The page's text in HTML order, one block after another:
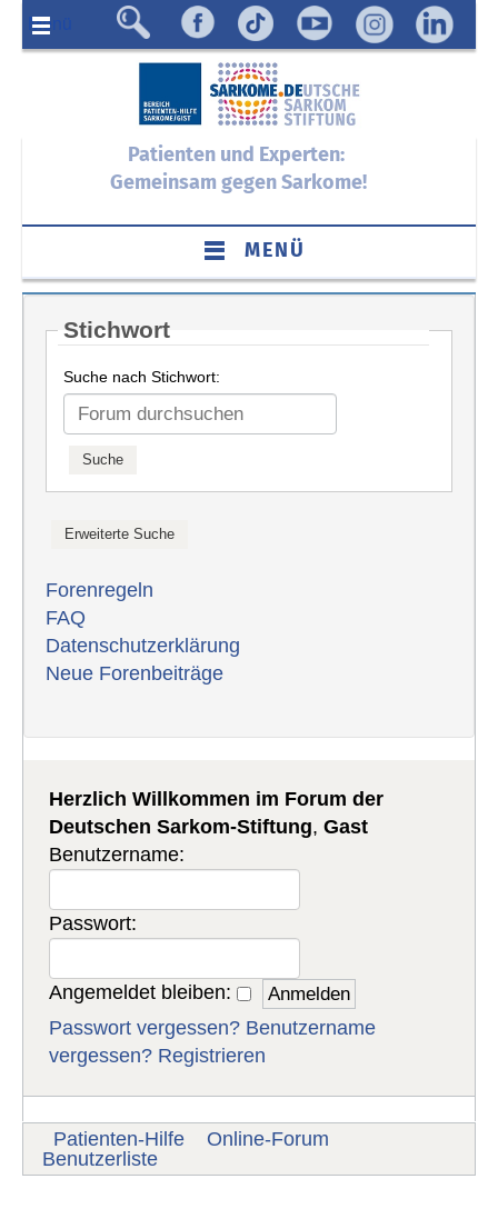
Menü
Patienten und Experten:
Gemeinsam gegen Sarkome!
MENÜ
Stichwort
Suche nach Stichwort:
Forenregeln
FAQ
Datenschutzerklärung
Neue Forenbeiträge
Herzlich Willkommen im Forum der
Deutschen Sarkom-Stiftung,Gast
Benutzername:
Passwort:
Angemeldet bleiben:
Passwort vergessen? Benutzername
vergessen? Registrieren
Patienten-Hilfe
Online-Forum
Benutzerliste